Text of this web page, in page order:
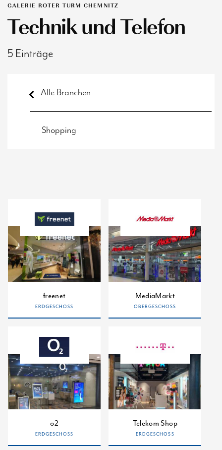
GALERIE ROTER TURM CHEMNITZ
Technik und Telefon
5 Einträge
Alle Branchen
Shopping
freenet
ERDGESCHOSS
MediaMarkt
OBERGESCHOSS
o2
ERDGESCHOSS
Telekom Shop
ERDGESCHOSS